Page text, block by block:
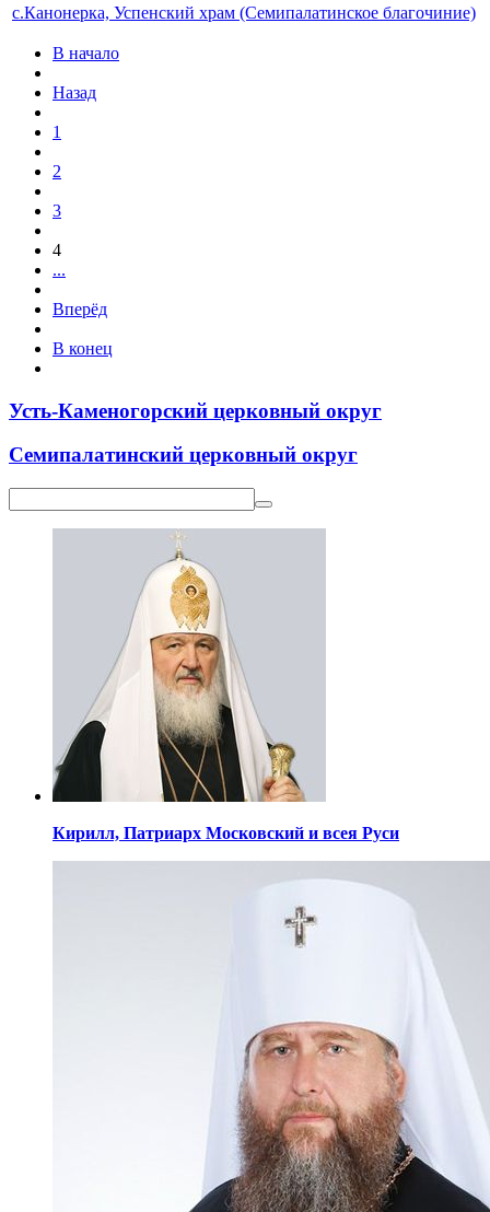
с.Канонерка, Успенский храм (Семипалатинское благочиние)
В начало
Назад
1
2
3
4
...
Вперёд
В конец
Усть-Каменогорский церковный округ
Семипалатинский церковный округ
Кирилл, Патриарх Московский и всея Руси